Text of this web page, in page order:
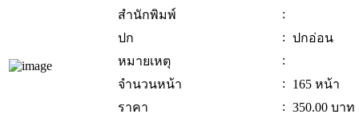
สำนักพิมพ์
:
ปก
: ปกอ่อน
หมายเหตุ
:
จำนวนหน้า
:
165 หน้า
ราคา
: 350.00 บาท